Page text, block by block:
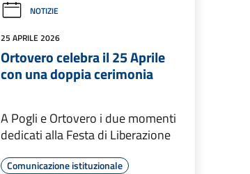
NOTIZIE
25 APRILE 2026
Ortovero celebra il 25 Aprile
con una doppia cerimonia
A Pogli e Ortovero i due momenti
dedicati alla Festa di Liberazione
Comunicazione istituzionale